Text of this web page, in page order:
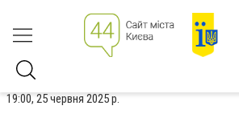
19:00, 25 червня 2025 р.